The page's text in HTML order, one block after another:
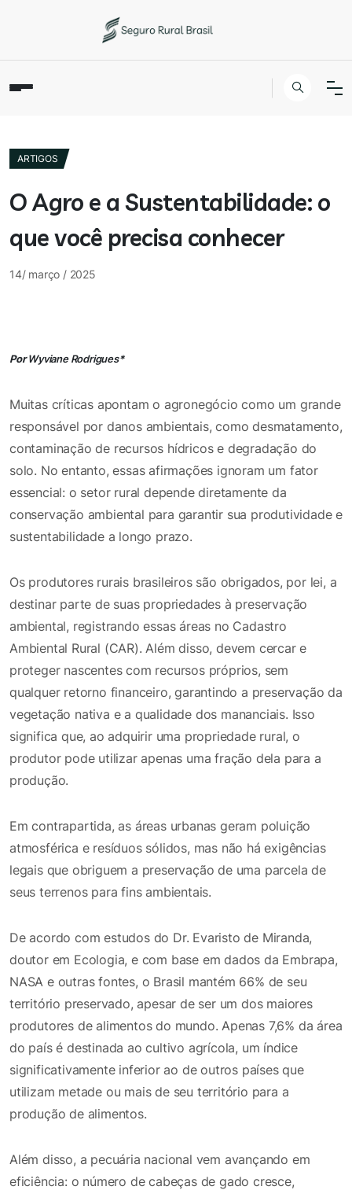
ARTIGOS
O Agro e a Sustentabilidade: o
que você precisa conhecer
14/ março / 2025
Por Wyviane Rodrigues*
Muitas críticas apontam o agronegócio como um grande
responsável por danos ambientais, como desmatamento,
contaminação de recursos hídricos e degradação do
solo. No entanto, essas afirmações ignoram um fator
essencial: o setor rural depende diretamente da
conservação ambiental para garantir sua produtividade e
sustentabilidade a longo prazo.
Os produtores rurais brasileiros são obrigados, por lei, a
destinar parte de suas propriedades à preservação
ambiental, registrando essas áreas no Cadastro
Ambiental Rural (CAR). Além disso, devem cercar e
proteger nascentes com recursos próprios, sem
qualquer retorno financeiro, garantindo a preservação da
vegetação nativa e a qualidade dos mananciais. Isso
significa que, ao adquirir uma propriedade rural, o
produtor pode utilizar apenas uma fração dela para a
produção.
Em contrapartida, as áreas urbanas geram poluição
atmosférica e resíduos sólidos, mas não há exigências
legais que obriguem a preservação de uma parcela de
seus terrenos para fins ambientais.
De acordo com estudos do Dr. Evaristo de Miranda,
doutor em Ecologia, e com base em dados da Embrapa,
NASA e outras fontes, o Brasil mantém 66% de seu
território preservado, apesar de ser um dos maiores
produtores de alimentos do mundo. Apenas 7,6% da área
do país é destinada ao cultivo agrícola, um índice
significativamente inferior ao de outros países que
utilizam metade ou mais de seu território para a
produção de alimentos.
Além disso, a pecuária nacional vem avançando em
eficiência: o número de cabeças de gado cresce,